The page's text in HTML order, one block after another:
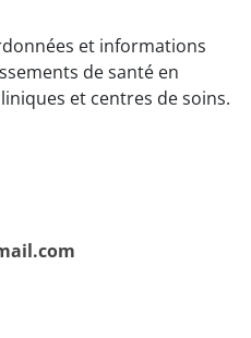
et informations
de santé en
et centres de soins.